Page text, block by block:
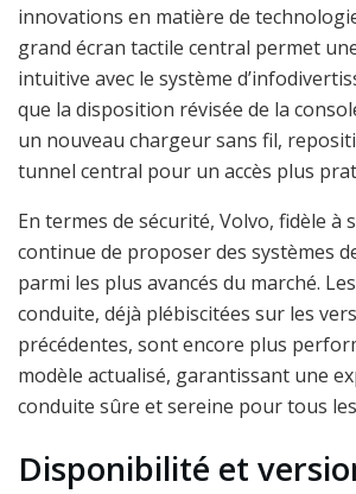
innovations en matière de
grand écran tactile central permet
intuitive avec le système
que la disposition révisée de la
un nouveau chargeur sans fil,
tunnel central pour un accès plus
En termes de sécurité, Volvo, fidèle à
continue de proposer des systèmes
parmi les plus avancés du marché.
conduite, déjà plébiscitées sur les
précédentes, sont encore plus
modèle actualisé, garantissant une
conduite sûre et sereine pour tous
Disponibilité et